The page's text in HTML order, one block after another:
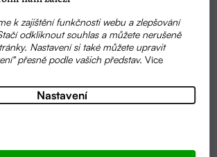
k zajištění funkčnosti webu a zlepšování
odkliknout souhlas a můžete nerušeně
Nastavení si také můžete upravit
přesně podle vašich představ.Více
Nastavení